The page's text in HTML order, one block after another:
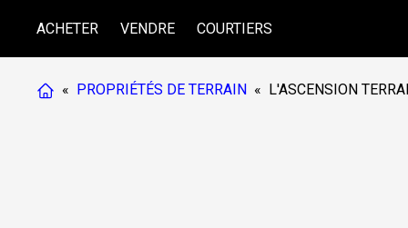
ACHETER VENDRE COURTIERS
« PROPRIÉTÉS DE TERRAIN « L'ASCENSION